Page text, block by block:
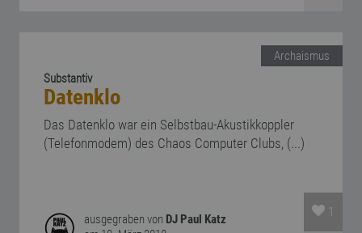
Archaismus
Substantiv
Datenklo
Das Datenklo war ein Selbstbau-Akustikkoppler
(Telefonmodem) des Chaos Computer Clubs, (...)
ausgegraben von DJ Paul Katz
1